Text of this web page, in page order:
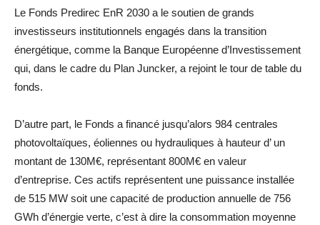
Le Fonds Predirec EnR 2030 a le soutien de grands
investisseurs institutionnels engagés dans la transition
énergétique, comme la Banque Européenne d’Investissement
qui, dans le cadre du Plan Juncker, a rejoint le tour de table du
fonds.
D’autre part, le Fonds a financé jusqu’alors 984 centrales
photovoltaïques, éoliennes ou hydrauliques à hauteur d’ un
montant de 130M€, représentant 800M€ en valeur
d’entreprise. Ces actifs représentent une puissance installée
de 515 MW soit une capacité de production annuelle de 756
GWh d’énergie verte, c’est à dire la consommation moyenne